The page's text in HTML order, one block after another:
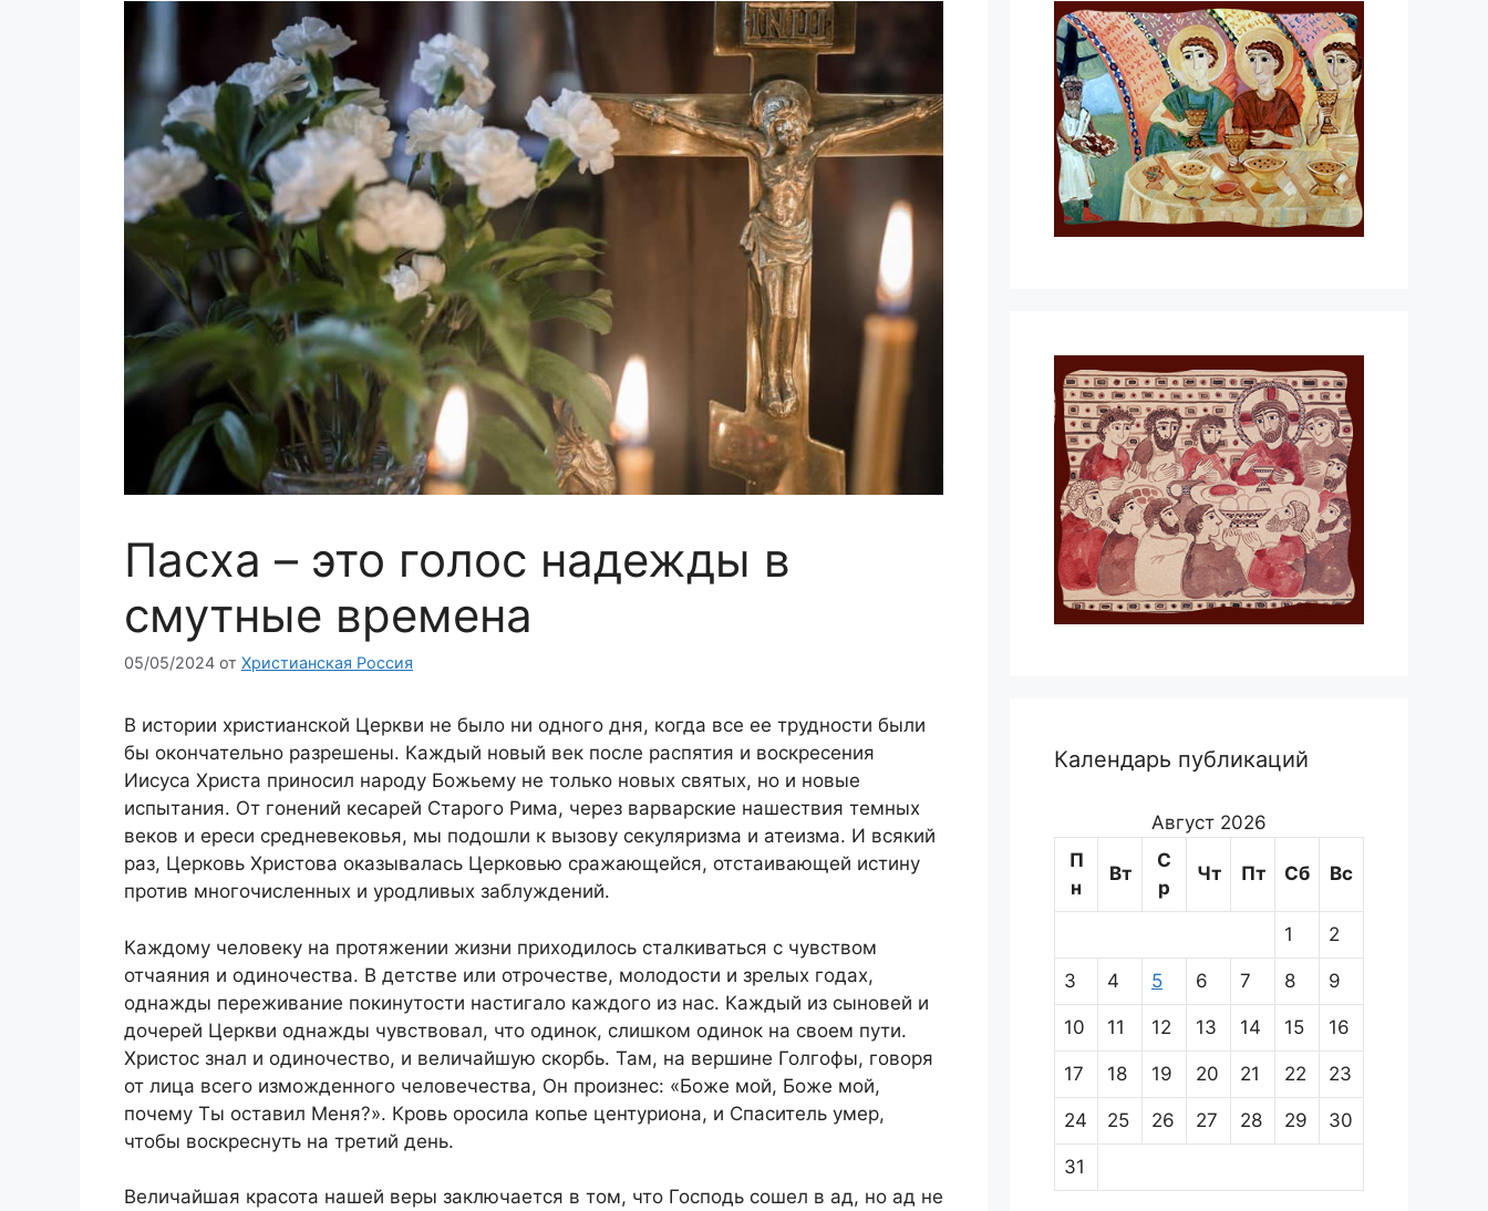
Пасха – это голос надежды в
смутные времена
05/05/2024 от Христианская Россия
В истории христианской Церкви не было ни одного дня, когда все ее трудности были
бы окончательно разрешены. Каждый новый век после распятия и воскресения
Иисуса Христа приносил народу Божьему не только новых святых, но и новые
испытания. От гонений кесарей Старого Рима, через варварские нашествия темных
веков и ереси средневековья, мы подошли к вызову секуляризма и атеизма. И всякий
раз, Церковь Христова оказывалась Церковью сражающейся, отстаивающей истину
против многочисленных и уродливых заблуждений.
Каждому человеку на протяжении жизни приходилось сталкиваться с чувством
отчаяния и одиночества. В детстве или отрочестве, молодости и зрелых годах,
однажды переживание покинутости настигало каждого из нас. Каждый из сыновей и
дочерей Церкви однажды чувствовал, что одинок, слишком одинок на своем пути.
Христос знал и одиночество, и величайшую скорбь. Там, на вершине Голгофы, говоря
от лица всего изможденного человечества, Он произнес: «Боже мой, Боже мой,
почему Ты оставил Меня?». Кровь оросила копье центуриона, и Спаситель умер,
чтобы воскреснуть на третий день.
Величайшая красота нашей веры заключается в том, что Господь сошел в ад, но ад не
Календарь публикаций
Август 2026
П
н
Вт
С
р
Чт Пт Сб Вс
1 2
3 4 5 6 7 8 9
10 11 12 13 14 15 16
17 18 19 20 21 22 23
24 25 26 27 28 29 30
31